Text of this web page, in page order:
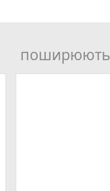
поширюють